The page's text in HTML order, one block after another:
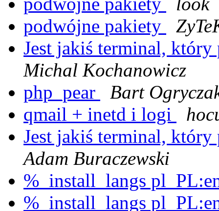
podwójne pakiety
Jest jakiś terminal,
Michal Kochanowicz
php_pear
Bart
qmail + inetd i logi
Jest jakiś terminal,
Adam Buraczewski
%_install_langs
%_install_langs